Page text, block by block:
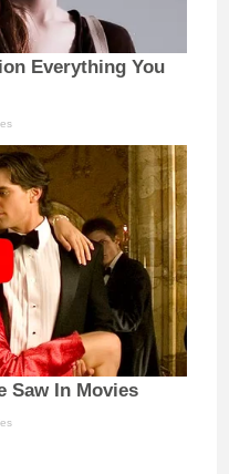
Everything You
Saw In Movies